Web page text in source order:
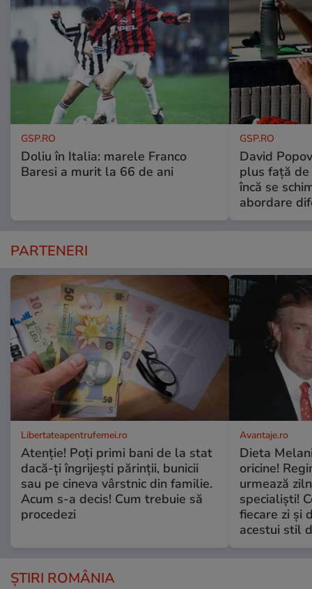
GSP.RO
Doliu în Italia: marele Franco
Baresi a murit la 66 de ani
GSP.RO
David
plus față de
încă se
abordare
PARTENERI
Libertateapentrufemei.ro
Atenție! Poți primi bani de la stat
dacă-ți îngrijești părinții, bunicii
sau pe cineva vârstnic din familie.
Acum s-a decis! Cum trebuie să
procedezi
Avantaje.ro
Dieta
oricine!
urmează
specialiști!
fiecare zi și
acestui stil
ȘTIRI ROMÂNIA